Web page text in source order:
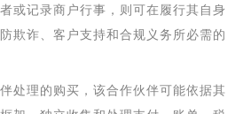
或记录商户行事，则可在履行其自身
欺诈、客户支持和合规义务所必需的
处理的购买，该合作伙伴可能依据其